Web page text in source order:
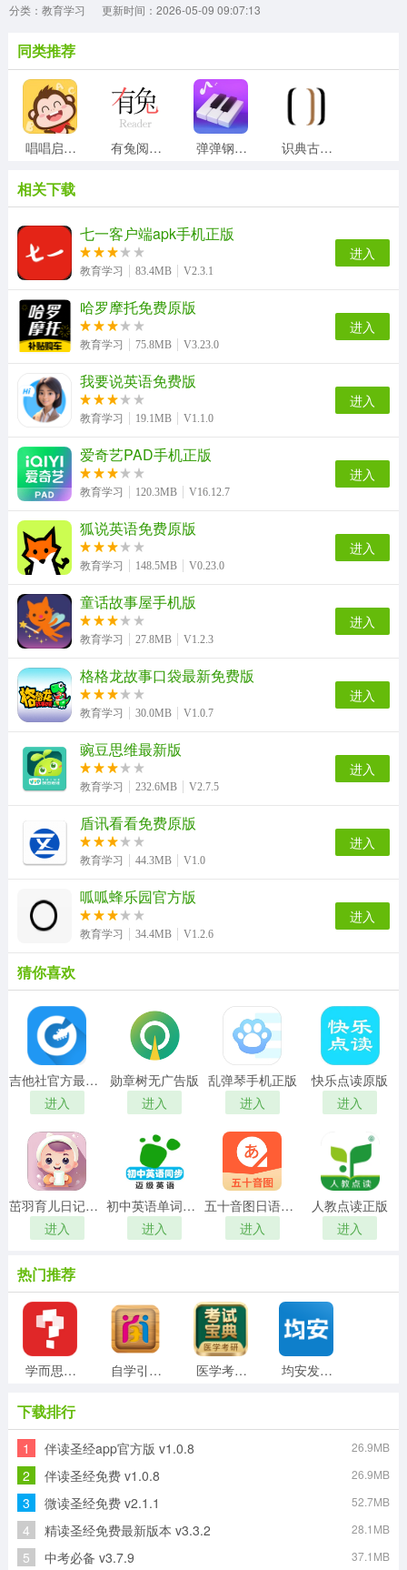
分类：教育学习
更新时间：2026-05-09 09:07:13
同类推荐
唱唱启蒙英语官方正版 有兔阅读官方版 弹弹钢琴直装版 识典古籍最新版
扯淡联盟通用版 简至人人通安卓官方版
top论坛最新免费版
英语音标发音视频软件最新免费版 iPlay戏剧通用版
cad制图王官方正版
相关下载
七一客户端apk手机正版
教育学习 83.4MB V2.3.1
进入
哈罗摩托免费原版
教育学习 75.8MB V3.23.0
进入
我要说英语免费版
教育学习 19.1MB V1.1.0
进入
爱奇艺PAD手机正版
教育学习 120.3MB V16.12.7
进入
狐说英语免费原版
教育学习 148.5MB V0.23.0
进入
童话故事屋手机版
教育学习 27.8MB V1.2.3
进入
格格龙故事口袋最新免费版
教育学习 30.0MB V1.0.7
进入
豌豆思维最新版
教育学习 232.6MB V2.7.5
进入
盾讯看看免费原版
教育学习 44.3MB V1.0
进入
呱呱蜂乐园官方版
教育学习 34.4MB V1.2.6
进入
猜你喜欢
吉他社官方最新版
进入
勋章树无广告版
进入
乱弹琴手机正版
进入
快乐点读原版
进入
茁羽育儿日记正版
进入
初中英语单词同步学手机免费版
进入
五十音图日语学习软件手机正版
进入
人教点读正版
进入
热门推荐
学而思网校手机版 自学引擎免费版 医学考研考试宝典通用版 均安发展培训平台安卓官方版
新汉字宫软件手机正版 小闪免费原版
CNN英语安卓官方版 全球说talkmate手机免费版
下载排行
1 伴读圣经app官方版 v1.0.8 26.9MB
2 伴读圣经免费 v1.0.8 26.9MB
3 微读圣经免费 v2.1.1 52.7MB
4 精读圣经免费最新版本 v3.3.2 28.1MB
5 中考必备 v3.7.9 37.1MB